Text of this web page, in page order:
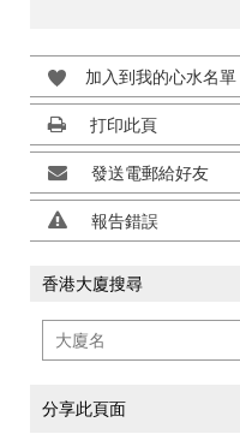
加入到我的心水名單
打印此頁
發送電郵給好友
報告錯誤
香港大廈搜尋
分享此頁面